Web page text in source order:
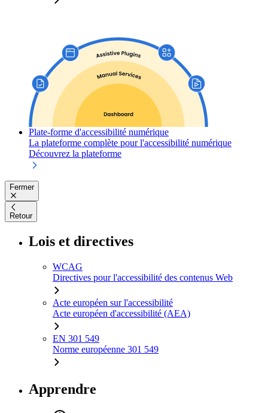
Plate-forme d'accessibilité numérique
La plateforme complète pour l'accessibilité numérique
Découvrez la plateforme
Fermer
Retour
Lois et directives
WCAG
Directives pour l'accessibilité des contenus Web
Acte européen sur l'accessibilité
Acte européen d'accessibilité (AEA)
EN 301 549
Norme européenne 301 549
Apprendre